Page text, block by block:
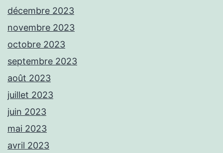
décembre 2023
novembre 2023
octobre 2023
septembre 2023
août 2023
juillet 2023
juin 2023
mai 2023
avril 2023